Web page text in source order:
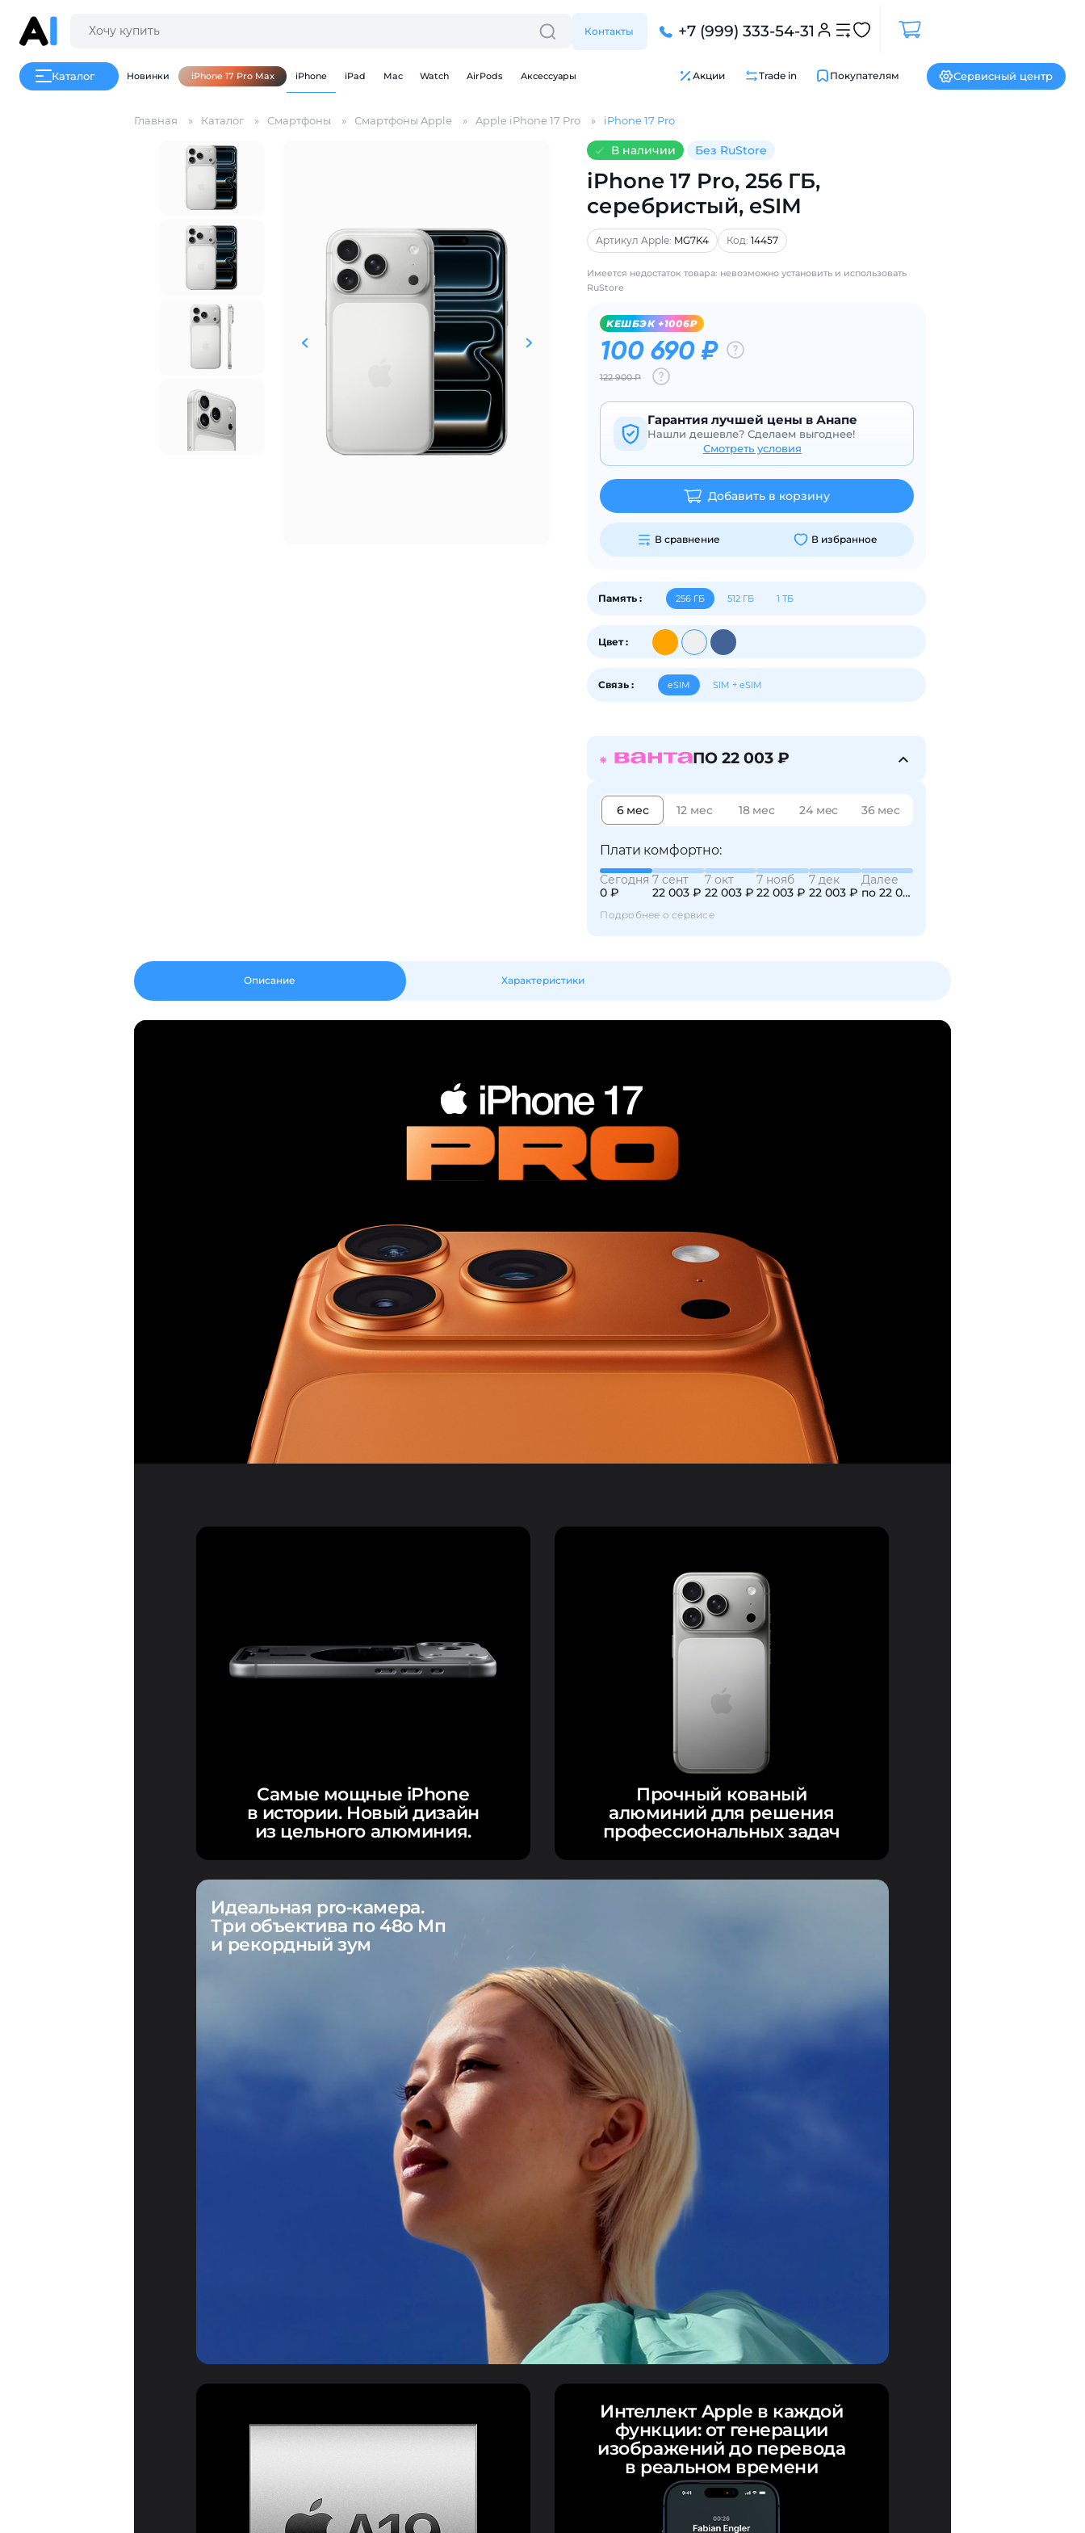
Контакты +7 (999) 333-54-31
Каталог Новинки iPhone 17 Pro Max iPhone iPad Mac Watch AirPods Аксессуары Акции Trade in Покупателям Сервисный центр
Главная Каталог Смартфоны Смартфоны Apple Apple iPhone 17 Pro iPhone 17 Pro
В наличии Без RuStore
iPhone 17 Pro, 256 ГБ,
серебристый, eSIM
Артикул Apple: MG7K4 Код:14457
Имеется недостаток товара: невозможно установить и использовать
RuStore
KЕШБЭК +1006₽
100 690 ₽
122 900 Р
Гарантия лучшей цены в Анапе
Нашли дешевле? Сделаем выгоднее!
Смотреть условия
Добавить в корзину
В сравнение В избранное
Память : 256 ГБ 512 ГБ 1 ТБ
Цвет :
Связь : eSIM SIM + eSIM
ПО 22 003 ₽
6 мес 12 мес 18 мес 24 мес 36 мес
Плати комфортно:
Сегодня
0 ₽
7 сент
22 003 ₽
7 окт
22 003 ₽
7 нояб
22 003 ₽
7 дек
22 003 ₽
Далее
по 22 003 ₽
Подробнее о сервисе
Описание Характеристики
Самые мощные iPhone
в истории. Новый дизайн
из цельного алюминия.
Прочный кованый
алюминий для решения
профессиональных задач
Идеальная pro-камера.
Три объектива по 48о Мп
и рекордный зум
Интеллект Apple в каждой
функции: от генерации
изображений до перевода
в реальном времени
Для клиентов всех банков
Разбейтеоплату
на частибез переплат
График платежей
выбранный способом
списываться
plait.ru